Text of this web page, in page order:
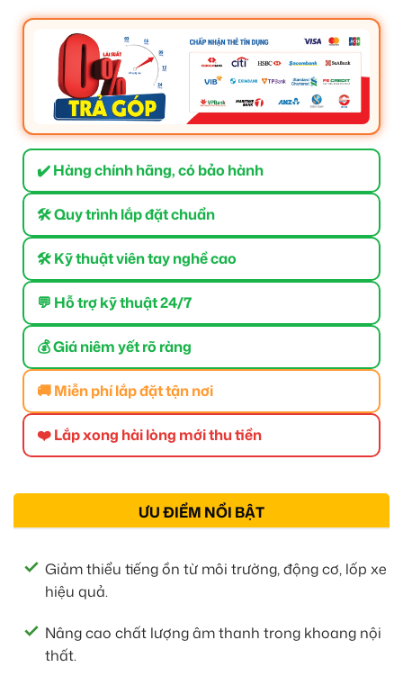
✔️ Hàng chính hãng, có bảo hành
🛠 Quy trình lắp đặt chuẩn
🛠 Kỹ thuật viên tay nghề cao
💬 Hỗ trợ kỹ thuật 24/7
💰 Giá niêm yết rõ ràng
🚚 Miễn phí lắp đặt tận nơi
❤️ Lắp xong hài lòng mới thu tiền
ƯU ĐIỂM NỔI BẬT
Giảm thiểu tiếng ồn từ môi trường, động cơ, lốp xe
hiệu quả.
Nâng cao chất lượng âm thanh trong khoang nội
thất.